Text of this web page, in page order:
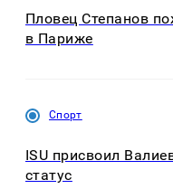
Пловец Степанов
в Париже
Спорт
ISU присвоил
статус